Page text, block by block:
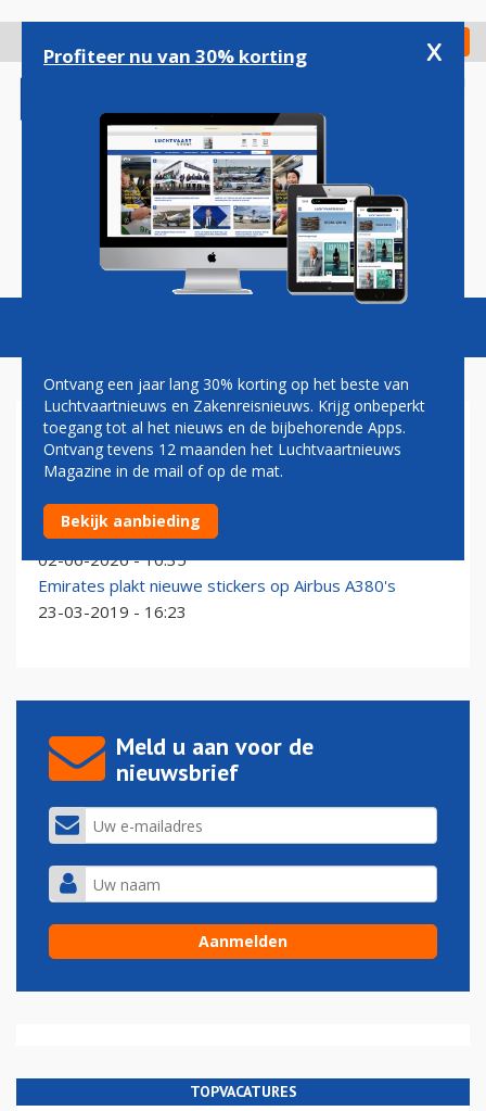
gaan
Check in
Magazine Podcasts Vacatures
ARSENAL
Emirates eert landskampioen Arsenal met speciale
Airbus A380
02-06-2026 - 10:35
Emirates plakt nieuwe stickers op Airbus A380's
23-03-2019 - 16:23
Meld u aan voor de
nieuwsbrief
TOPVACATURES
Profiteer nu van 30% korting x
Ontvang een jaar lang 30% korting op het beste van
Luchtvaartnieuws en Zakenreisnieuws. Krijg onbeperkt
toegang tot al het nieuws en de bijbehorende Apps.
Ontvang tevens 12 maanden het Luchtvaartnieuws
Magazine in de mail of op de mat.
Bekijk aanbieding